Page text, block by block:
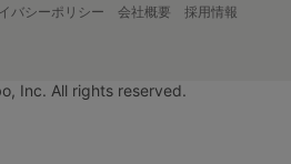
バシーポリシー 会社概要
採用情報
Inc. All rights reserved.